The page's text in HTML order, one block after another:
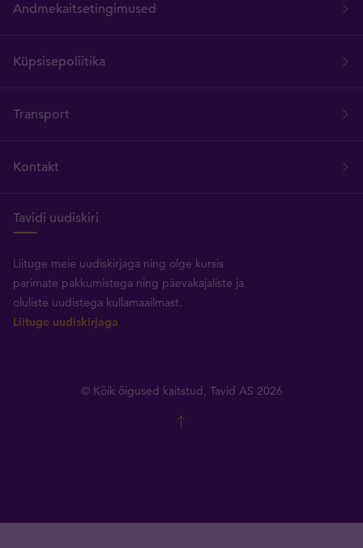
Andmekaitsetingimused
Küpsisepoliitika
Transport
Kontakt
Tavidi uudiskiri
Liituge meie uudiskirjaga ning olge kursis
parimate pakkumistega ning päevakajaliste ja
oluliste uudistega kullamaailmast.
Liituge uudiskirjaga
© Kõik õigused kaitstud, Tavid AS 2026